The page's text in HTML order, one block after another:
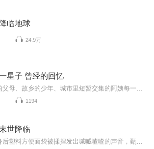
临地球
24.9万
星子 曾经的回忆
1194
世降临